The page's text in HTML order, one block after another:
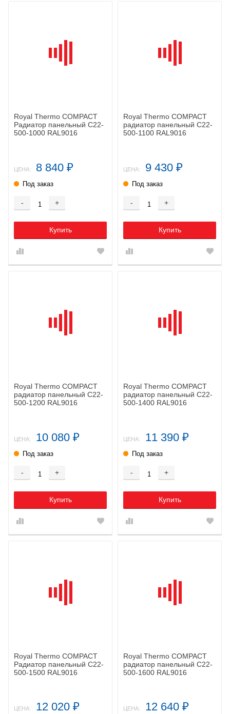
Royal Thermo COMPACT
Радиатор панельный C22-
500-1000 RAL9016
ЦЕНА: 8 840 ₽
Под заказ
- +
Купить
Royal Thermo COMPACT
радиатор панельный C22-
500-1100 RAL9016
ЦЕНА: 9 430 ₽
Под заказ
- +
Купить
Royal Thermo COMPACT
радиатор панельный C22-
500-1200 RAL9016
ЦЕНА: 10 080 ₽
Под заказ
- +
Купить
Royal Thermo COMPACT
радиатор панельный C22-
500-1400 RAL9016
ЦЕНА: 11 390 ₽
Под заказ
- +
Купить
Royal Thermo COMPACT
Радиатор панельный C22-
500-1500 RAL9016
ЦЕНА: 12 020 ₽
Royal Thermo COMPACT
радиатор панельный C22-
500-1600 RAL9016
ЦЕНА: 12 640 ₽